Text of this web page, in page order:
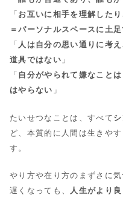
「お互いに相手を理解した
＝パーソナルスペースに土
「人は自分の思い通りに考
道具ではない 」
「自分がやられて嫌なこと
はやらない 」
たいせつなことは、すべて
ど、本質的に人間は生きや
す。
やり方や在り方のまずさに
遅くなっても、
人生がより